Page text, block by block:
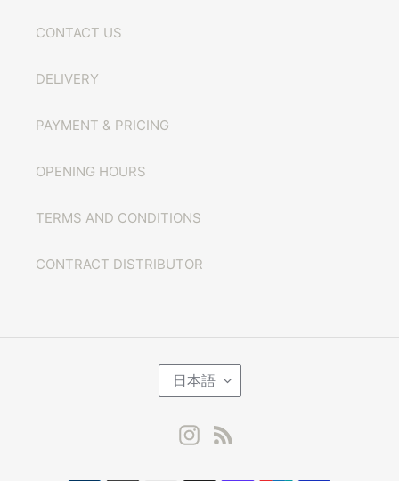
CONTACT US
DELIVERY
PAYMENT & PRICING
OPENING HOURS
TERMS AND CONDITIONS
CONTRACT DISTRIBUTOR
言
日本語
Instagram